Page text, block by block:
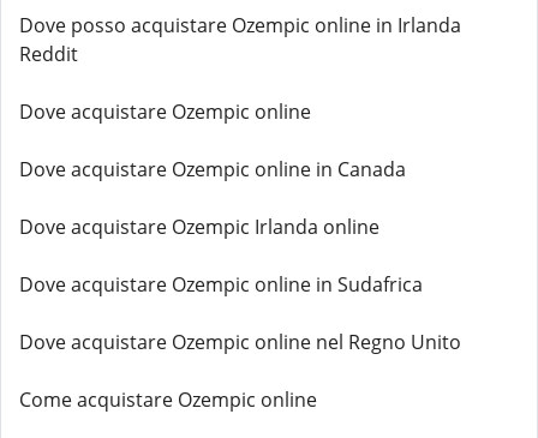
Dove posso acquistare Ozempic online in Irlanda
Reddit
Dove acquistare Ozempic online
Dove acquistare Ozempic online in Canada
Dove acquistare Ozempic Irlanda online
Dove acquistare Ozempic online in Sudafrica
Dove acquistare Ozempic online nel Regno Unito
Come acquistare Ozempic online